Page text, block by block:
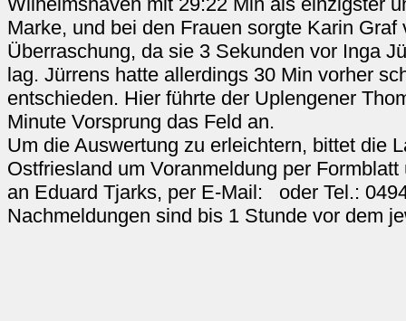
Marke, und bei den Frauen sorgte Karin
Überraschung, da sie 3 Sekunden vor Inga
lag. Jürrens hatte allerdings 30 Min vorher
entschieden. Hier führte der Uplengener
Minute Vorsprung das Feld an.
Um die Auswertung zu erleichtern, bittet die
Ostfriesland um Voranmeldung per
an Eduard Tjarks, per E-Mail: oder Tel.:
Nachmeldungen sind bis 1 Stunde vor dem